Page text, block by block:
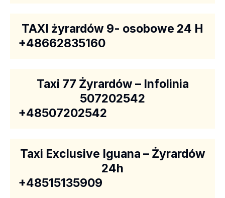
TAXI żyrardów 9- osobowe 24 H
+48662835160
Taxi 77 Żyrardów – Infolinia
507202542
+48507202542
Taxi Exclusive Iguana – Żyrardów
24h
+48515135909